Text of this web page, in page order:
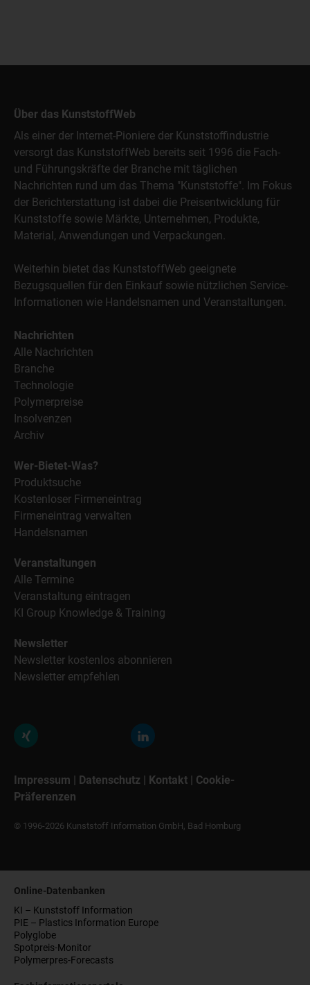
Über das KunststoffWeb
Als einer der Internet-Pioniere der Kunststoffindustrie
versorgt das KunststoffWeb bereits seit 1996 die Fach-
und Führungskräfte der Branche mit täglichen
Nachrichten rund um das Thema "Kunststoffe". Im Fokus
der Berichterstattung ist dabei die Preisentwicklung für
Kunststoffe sowie Märkte, Unternehmen, Produkte,
Material, Anwendungen und Verpackungen.
Weiterhin bietet das KunststoffWeb geeignete
Bezugsquellen für den Einkauf sowie nützlichen Service-
Informationen wie Handelsnamen und Veranstaltungen.
Nachrichten
Alle Nachrichten
Branche
Technologie
Polymerpreise
Insolvenzen
Archiv
Wer-Bietet-Was?
Produktsuche
Kostenloser Firmeneintrag
Firmeneintrag verwalten
Handelsnamen
Veranstaltungen
Alle Termine
Veranstaltung eintragen
KI Group Knowledge & Training
Newsletter
Newsletter kostenlos abonnieren
Newsletter empfehlen
Impressum | Datenschutz | Kontakt | Cookie-
Präferenzen
© 1996-2026 Kunststoff Information GmbH, Bad Homburg
Online-Datenbanken
KI – Kunststoff Information
PIE – Plastics Information Europe
Polyglobe
Spotpreis-Monitor
Polymerpres-Forecasts